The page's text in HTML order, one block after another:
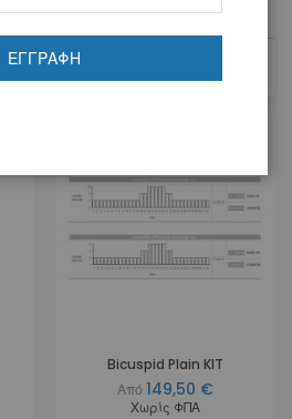
Bicuspid Plain KIT
Από 149,50 €
Χωρίς ΦΠΑ
Ενημερωτικό
ΕΓΓΡΑΦΉ